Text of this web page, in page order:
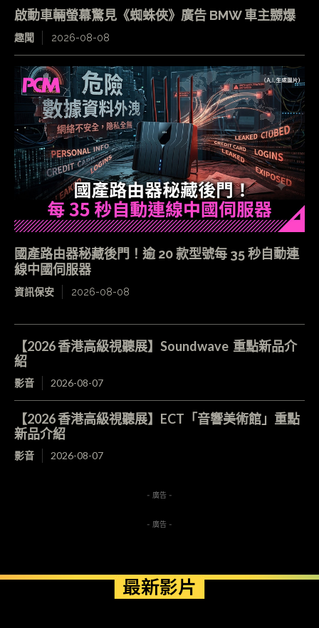
啟動車輛螢幕驚見《蜘蛛俠》廣告 BMW 車主嬲爆
趣聞 2026-08-08
國產路由器秘藏後門！逾 20 款型號每 35 秒自動連
線中國伺服器
資訊保安 2026-08-08
【2026 香港高級視聽展】Soundwave 重點新品介
紹
影音 2026-08-07
【2026 香港高級視聽展】ECT「音響美術館」重點
新品介紹
影音 2026-08-07
- 廣告 -
- 廣告 -
最新影片